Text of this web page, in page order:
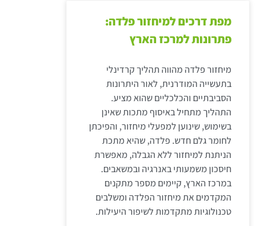
מפת דרכים למיחזור פלדה:
פתרונות למרכז הארץ
מיחזור פלדה מהווה תהליך קרדינלי
בתעשייה המודרנית, לאור היתרונות
הסביבתיים והכלכליים שהוא מציע.
התהליך מתחיל באיסוף מתכות שאינן
בשימוש, שינוען למפעלי מיחזור, והפיכתן
לחומר גלם חדש. פלדה, שהיא מתכת
הניתנת למיחזור ללא הגבלה, מאפשרת
חיסכון משמעותי באנרגיה ובמשאבים.
במרכז הארץ, קיימים מספר מתקנים
המקדמים את מיחזור הפלדה ומשלבים
טכנולוגיות מתקדמות לשיפור היעילות.